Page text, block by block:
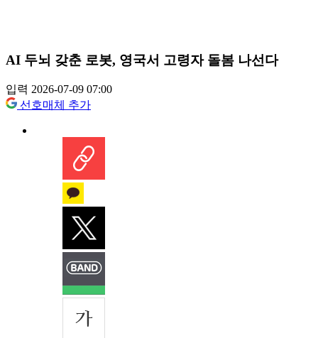
AI 두뇌 갖춘 로봇, 영국서 고령자 돌봄 나선다
입력 2026-07-09 07:00
선호매체 추가